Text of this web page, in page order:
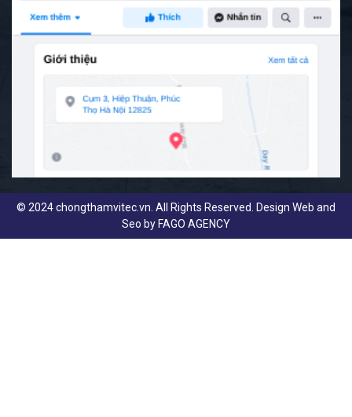
© 2024 chongthamvitec.vn. All Rights Reserved. Design Web and
Seo byFAGO AGENCY